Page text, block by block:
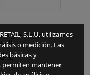
Corporativa -
€
S.L.U. utilizamos
o medición. Las
básicas y
permiten mantener